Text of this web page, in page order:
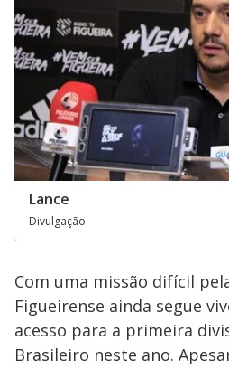
Lance
Divulgação
Com uma missão difícil
Figueirense ainda segue
acesso para a primeira
Brasileiro neste ano.